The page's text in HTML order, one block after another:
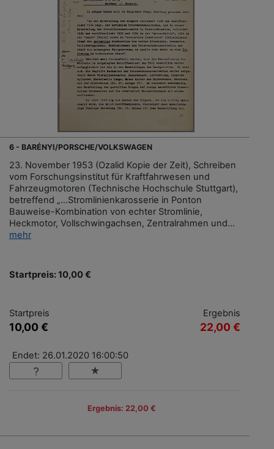
6 - BARÉNYI/PORSCHE/VOLKSWAGEN
23. November 1953 (Ozalid Kopie der Zeit), Schreiben
vom Forschungsinstitut für Kraftfahrwesen und
Fahrzeugmotoren (Technische Hochschule Stuttgart),
betreffend „...Stromlinienkarosserie in Ponton
Bauweise-Kombination von echter Stromlinie,
Heckmotor, Vollschwingachsen, Zentralrahmen und...
mehr
Startpreis: 10,00 €
Startpreis
10,00 €
Ergebnis
22,00 €
Endet: 26.01.2020 16:00:50
Ergebnis: 22,00 €